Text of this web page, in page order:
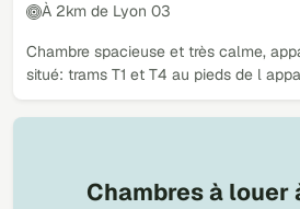
À 2km de Lyon 03
Chambre spacieuse et très calme,
situé: trams T1 et T4 au pieds de l
Chambres à louer